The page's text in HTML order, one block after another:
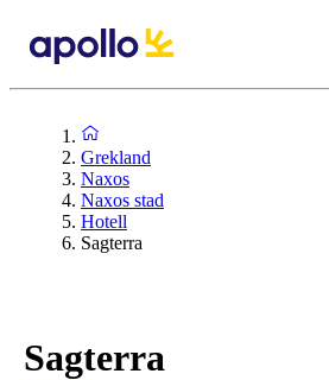
Grekland
Naxos
Naxos stad
Hotell
Sagterra
Sagterra